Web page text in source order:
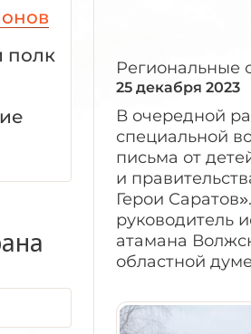
полк
Региональные
25 декабря 2023
В очередной
специальной
письма от
и
Герои
руководитель
атамана
областной